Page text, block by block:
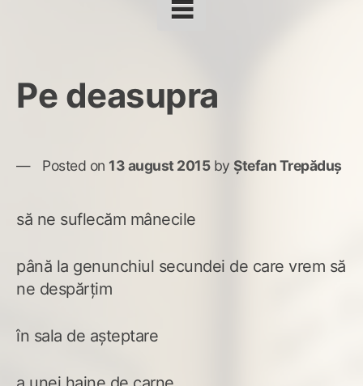
Pe deasupra
Posted on 13 august 2015by Ștefan Trepăduș
să ne suflecăm mânecile
până la genunchiul secundei de care vrem să
ne despărțim
în sala de așteptare